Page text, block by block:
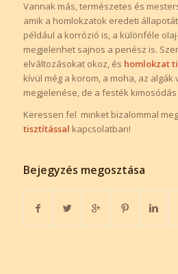
Vannak más, természetes és
amik a homlokzatok eredeti
például a korrózió is, a különféle
megjelenhet sajnos a penész is.
elváltozásokat okoz, és homlokzat
kívül még a korom, a moha, az
megjelenése, de a festék
Keressen fel minket bizalommal
tisztítással kapcsolatban!
Bejegyzés megosztása